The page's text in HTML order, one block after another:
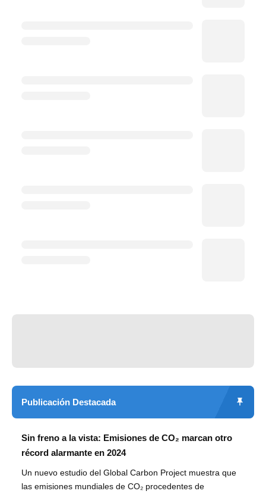
Publicación Destacada
Sin freno a la vista: Emisiones de CO₂ marcan otro
récord alarmante en 2024
Un nuevo estudio del Global Carbon Project muestra que
las emisiones mundiales de CO₂ procedentes de